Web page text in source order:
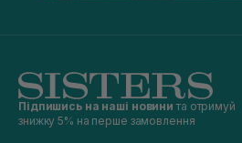
Підпишись на наші новини та отримуй
знижку 5% на перше замовлення